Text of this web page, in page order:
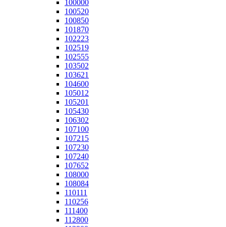
100000
100520
100850
101870
102223
102519
102555
103502
103621
104600
105012
105201
105430
106302
107100
107215
107230
107240
107652
108000
108084
110111
110256
111400
112800